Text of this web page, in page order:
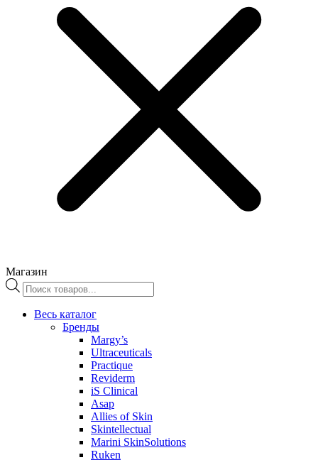
Магазин
Поиск
товаров
Весь каталог
Бренды
Margy’s
Ultraceuticals
Practique
Reviderm
iS Clinical
Asap
Allies of Skin
Skintellectual
Marini SkinSolutions
Ruken